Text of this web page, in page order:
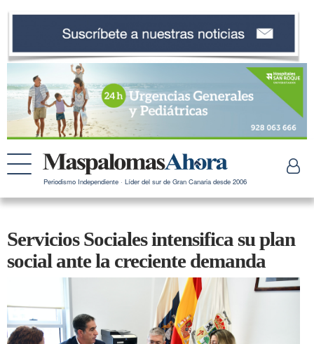
Periodismo Independiente · Líder del sur de Gran Canaria desde 2006
Servicios Sociales intensifica su plan
social ante la creciente demanda